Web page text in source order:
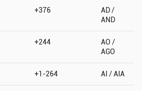
+376
AD /
AND
+244
AO /
AGO
+1-264 AI / AIA